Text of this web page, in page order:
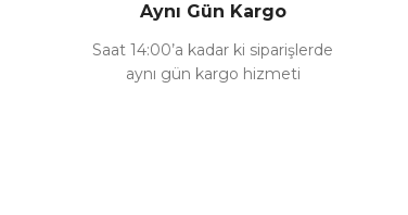
Aynı Gün Kargo
Saat 14:00’a kadar ki siparişlerde
aynı gün kargo hizmeti